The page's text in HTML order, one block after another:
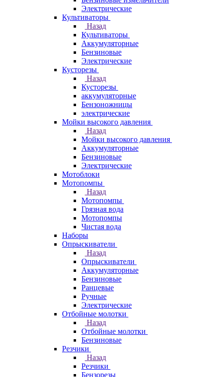
Электрические
Культиваторы
Назад
Культиваторы
Аккумуляторные
Бензиновые
Электрические
Кусторезы
Назад
Кусторезы
аккумуляторные
Бензоножницы
электрические
Мойки высокого давления
Назад
Мойки высокого давления
Аккумуляторные
Бензиновые
Электрические
Мотоблоки
Мотопомпы
Назад
Мотопомпы
Грязная вода
Мотопомпы
Чистая вода
Наборы
Опрыскиватели
Назад
Опрыскиватели
Аккумуляторные
Бензиновые
Ранцевые
Ручные
Электрические
Отбойные молотки
Назад
Отбойные молотки
Бензиновые
Резчики
Назад
Резчики
Бензорезы